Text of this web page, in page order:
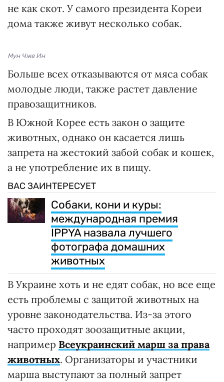
не как скот. У самого президента Кореи
дома также живут несколько собак.
Мун Чже Ин
Больше всех отказываются от мяса собак
молодые люди, также растет давление
правозащитников.
В Южной Корее есть закон о защите
животных, однако он касается лишь
запрета на жестокий забой собак и кошек,
а не употребление их в пищу.
ВАС ЗАИНТЕРЕСУЕТ
Собаки, кони и куры:
международная премия
IPPYA назвала лучшего
фотографа домашних
животных
В Украине хоть и не едят собак, но все еще
есть проблемы с защитой животных на
уровне законодательства. Из-за этого
часто проходят зоозащитные акции,
например Всеукраинский марш за права
животных. Организаторы и участники
марша выступают за полный запрет